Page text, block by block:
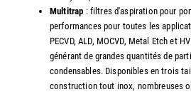
Multitrap : filtres d'aspiration pour
performances pour toutes les
PECVD, ALD, MOCVD, Metal Etch et
générant de grandes quantités de
condensables. Disponibles en trois
construction tout inox, nombreuses